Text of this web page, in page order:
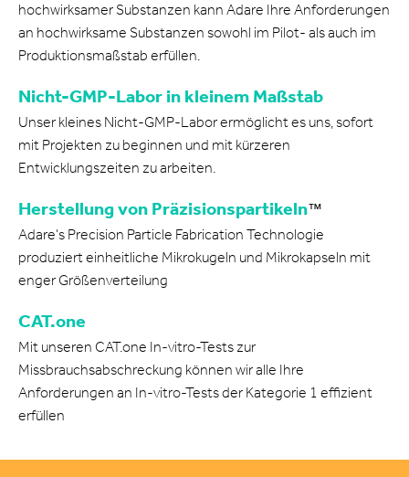
hochwirksamer Substanzen kann Adare Ihre Anforderungen
an hochwirksame Substanzen sowohl im Pilot- als auch im
Produktionsmaßstab erfüllen.
Nicht-GMP-Labor in kleinem Maßstab
Unser kleines Nicht-GMP-Labor ermöglicht es uns, sofort
mit Projekten zu beginnen und mit kürzeren
Entwicklungszeiten zu arbeiten.
Herstellung von Präzisionspartikeln™
Adare's Precision Particle Fabrication Technologie
produziert einheitliche Mikrokugeln und Mikrokapseln mit
enger Größenverteilung
CAT.one
Mit unseren CAT.one In-vitro-Tests zur
Missbrauchsabschreckung können wir alle Ihre
Anforderungen an In-vitro-Tests der Kategorie 1 effizient
erfüllen